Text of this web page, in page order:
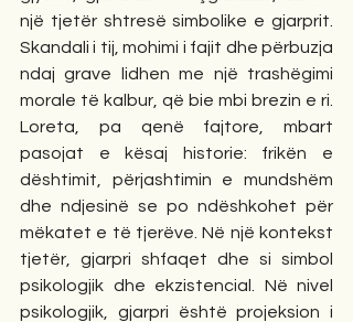
një tjetër shtresë simbolike e gjarprit.
Skandali i tij, mohimi i fajit dhe përbuzja
ndaj grave lidhen me një trashëgimi
morale të kalbur, që bie mbi brezin e ri.
Loreta, pa qenë fajtore, mbart
pasojat e kësaj historie: frikën e
dështimit, përjashtimin e mundshëm
dhe ndjesinë se po ndëshkohet për
mëkatet e të tjerëve. Në një kontekst
tjetër, gjarpri shfaqet dhe si simbol
psikologjik dhe ekzistencial. Në nivel
psikologjik, gjarpri është projeksion i